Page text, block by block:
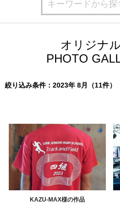
オリジナ
PHOTO
絞り込み条件：2023年 8月（11件）
KAZU-MAX様の作品